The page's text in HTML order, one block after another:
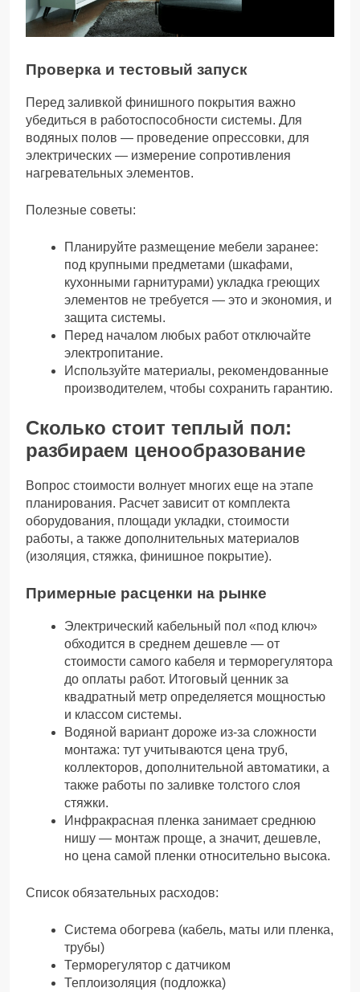
Проверка и тестовый запуск
Перед заливкой финишного покрытия важно
убедиться в работоспособности системы. Для
водяных полов — проведение опрессовки, для
электрических — измерение сопротивления
нагревательных элементов.
Полезные советы:
Планируйте размещение мебели заранее:
под крупными предметами (шкафами,
кухонными гарнитурами) укладка греющих
элементов не требуется — это и экономия, и
защита системы.
Перед началом любых работ отключайте
электропитание.
Используйте материалы, рекомендованные
производителем, чтобы сохранить гарантию.
Сколько стоит теплый пол:
разбираем ценообразование
Вопрос стоимости волнует многих еще на этапе
планирования. Расчет зависит от комплекта
оборудования, площади укладки, стоимости
работы, а также дополнительных материалов
(изоляция, стяжка, финишное покрытие).
Примерные расценки на рынке
Электрический кабельный пол «под ключ»
обходится в среднем дешевле — от
стоимости самого кабеля и терморегулятора
до оплаты работ. Итоговый ценник за
квадратный метр определяется мощностью
и классом системы.
Водяной вариант дороже из-за сложности
монтажа: тут учитываются цена труб,
коллекторов, дополнительной автоматики, а
также работы по заливке толстого слоя
стяжки.
Инфракрасная пленка занимает среднюю
нишу — монтаж проще, а значит, дешевле,
но цена самой пленки относительно высока.
Список обязательных расходов:
Система обогрева (кабель, маты или пленка,
трубы)
Терморегулятор с датчиком
Теплоизоляция (подложка)